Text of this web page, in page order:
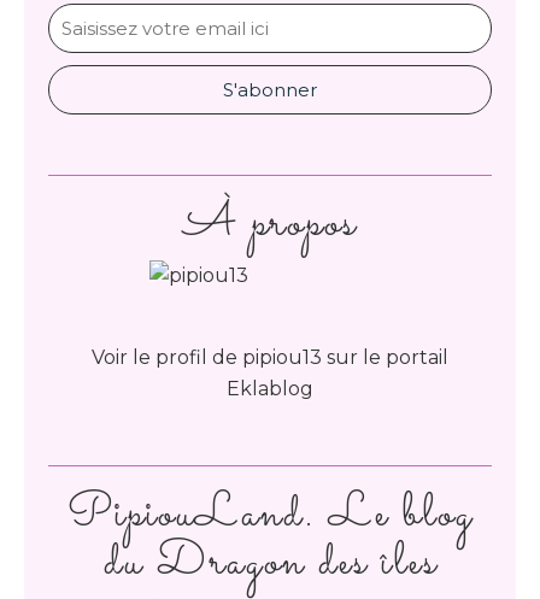
PipiouLand. Le blog
du Dragon des îles
À propos
Voir le profil de pipiou13 sur le portail
Eklablog